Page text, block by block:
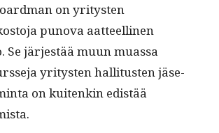
on yri­tys­ten
puno­va aat­teelli­nen
Se jär­jestää muun muas­sa
yri­tys­ten hal­li­tusten jäse­
on kuitenkin edis­tää